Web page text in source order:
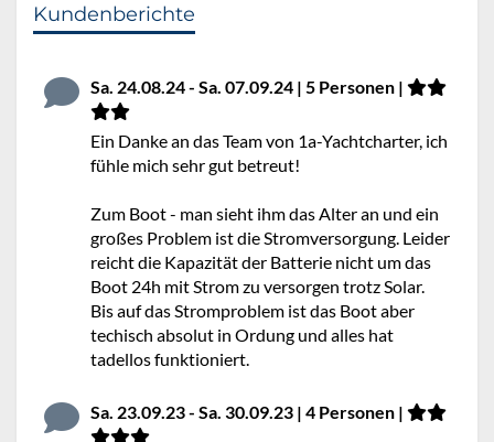
Kundenberichte
Sa. 24.08.24 - Sa. 07.09.24 | 5 Personen |
Ein Danke an das Team von 1a-Yachtcharter, ich
fühle mich sehr gut betreut!
Zum Boot - man sieht ihm das Alter an und ein
großes Problem ist die Stromversorgung. Leider
reicht die Kapazität der Batterie nicht um das
Boot 24h mit Strom zu versorgen trotz Solar.
Bis auf das Stromproblem ist das Boot aber
techisch absolut in Ordung und alles hat
tadellos funktioniert.
Sa. 23.09.23 - Sa. 30.09.23 | 4 Personen |